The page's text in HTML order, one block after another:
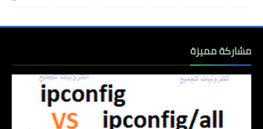
مشاركة مميزة